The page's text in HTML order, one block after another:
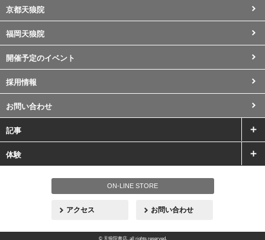
京都天狼院
福岡天狼院
開催予定のイベント
採用情報
お問い合わせ
記事
体験
ON-LINE STORE
アクセス お問い合わせ
© 天狼院書店. all rights reserved.